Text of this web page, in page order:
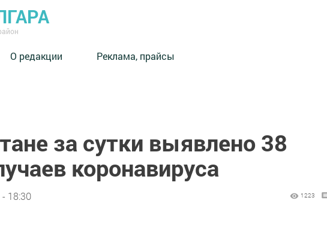
О редакции Реклама, прайсы
за сутки выявлено 38
коронавируса
18:30 1223